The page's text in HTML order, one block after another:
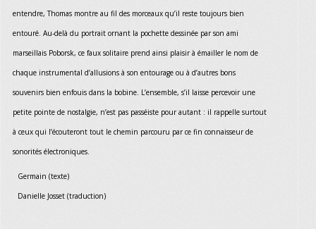
entendre, Thomas montre au fil des morceaux qu’il reste toujours bien
entouré. Au-delà du portrait ornant la pochette dessinée par son ami
marseillais Poborsk, ce faux solitaire prend ainsi plaisir à émailler le nom de
chaque instrumental d’allusions à son entourage ou à d’autres bons
souvenirs bien enfouis dans la bobine. L’ensemble, s’il laisse percevoir une
petite pointe de nostalgie, n’est pas passéiste pour autant : il rappelle surtout
à ceux qui l’écouteront tout le chemin parcouru par ce fin connaisseur de
sonorités électroniques.
Germain (texte)
Danielle Josset (traduction)